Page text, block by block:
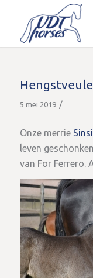
5 mei 2019 /
Onze merrie
leven
van For Ferrero.